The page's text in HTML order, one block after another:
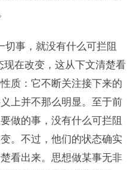
切事，就没有什么可拦阻
现在改变，这从下文清楚看
质：它不断关注接下来的
上并不那么明显。至于前
做的事，没有什么可拦阻
。不过，他们的状态确实
看出来。思想做某事无非